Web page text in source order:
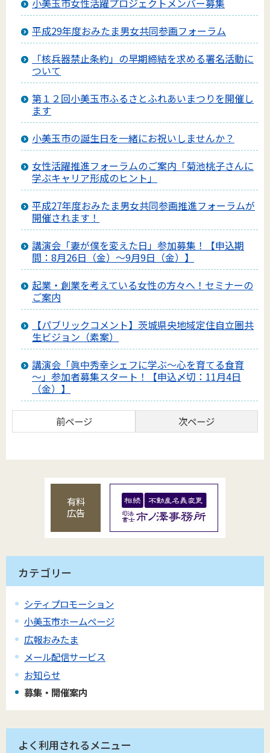
小美玉市女性活躍プロジェクトメンバー募集
平成29年度おみたま男女共同参画フォーラム
「核兵器禁止条約」の早期締結を求める署名活動に
ついて
第１２回小美玉市ふるさとふれあいまつりを開催し
ます
小美玉市の誕生日を一緒にお祝いしませんか？
女性活躍推進フォーラムのご案内「菊池桃子さんに
学ぶキャリア形成のヒント」
平成27年度おみたま男女共同参画推進フォーラムが
開催されます！
講演会「妻が僕を変えた日」参加募集！【申込期
間：8月26日（金）～9月9日（金）】
起業・創業を考えている女性の方々へ！セミナーの
ご案内
【パブリックコメント】茨城県央地域定住自立圏共
生ビジョン（素案）
講演会「眞中秀幸シェフに学ぶ～心を育てる食育
～」参加者募集スタート！【申込〆切：11月4日
（金）】
前ページ 次ページ
有料
広告
カテゴリー
シティプロモーション
小美玉市ホームページ
広報おみたま
メール配信サービス
お知らせ
募集・開催案内
よく利用されるメニュー